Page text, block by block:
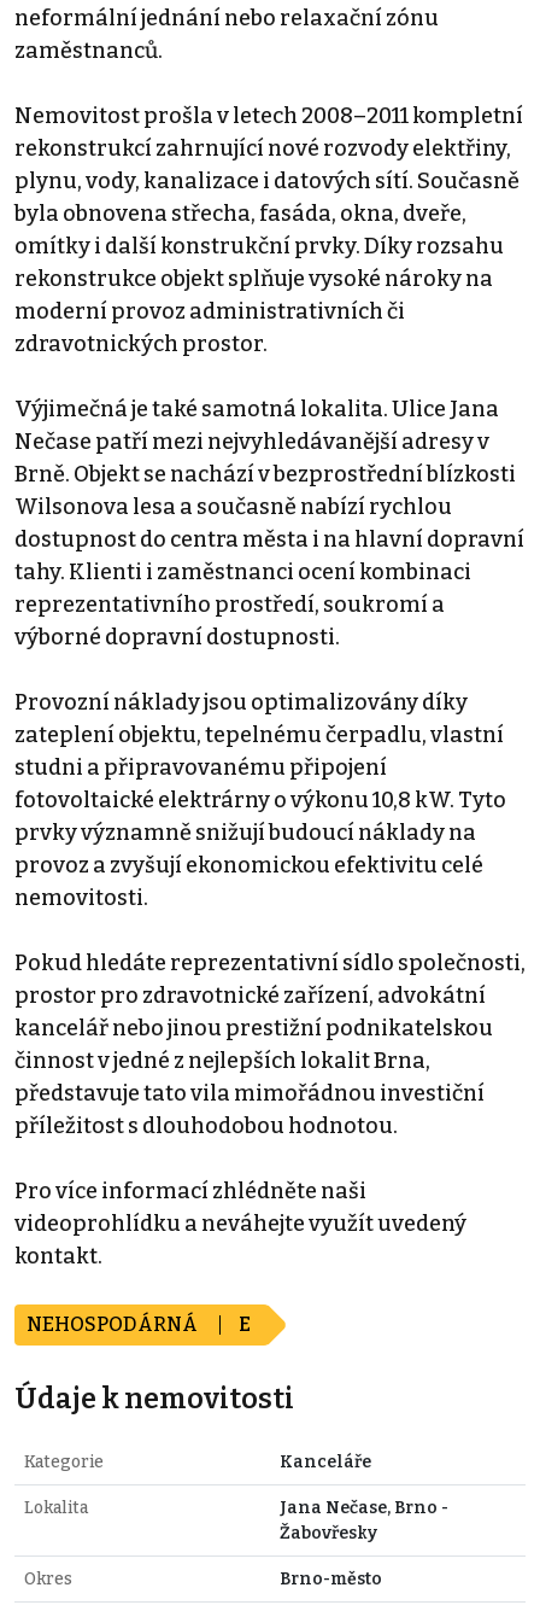
neformální jednání nebo relaxační zónu
zaměstnanců.
Nemovitost prošla v letech 2008–2011 kompletní
rekonstrukcí zahrnující nové rozvody elektřiny,
plynu, vody, kanalizace i datových sítí. Současně
byla obnovena střecha, fasáda, okna, dveře,
omítky i další konstrukční prvky. Díky rozsahu
rekonstrukce objekt splňuje vysoké nároky na
moderní provoz administrativních či
zdravotnických prostor.
Výjimečná je také samotná lokalita. Ulice Jana
Nečase patří mezi nejvyhledávanější adresy v
Brně. Objekt se nachází v bezprostřední blízkosti
Wilsonova lesa a současně nabízí rychlou
dostupnost do centra města i na hlavní dopravní
tahy. Klienti i zaměstnanci ocení kombinaci
reprezentativního prostředí, soukromí a
výborné dopravní dostupnosti.
Provozní náklady jsou optimalizovány díky
zateplení objektu, tepelnému čerpadlu, vlastní
studni a připravovanému připojení
fotovoltaické elektrárny o výkonu 10,8 kW. Tyto
prvky významně snižují budoucí náklady na
provoz a zvyšují ekonomickou efektivitu celé
nemovitosti.
Pokud hledáte reprezentativní sídlo společnosti,
prostor pro zdravotnické zařízení, advokátní
kancelář nebo jinou prestižní podnikatelskou
činnost v jedné z nejlepších lokalit Brna,
představuje tato vila mimořádnou investiční
příležitost s dlouhodobou hodnotou.
Pro více informací zhlédněte naši
videoprohlídku a neváhejte využít uvedený
kontakt.
NEHOSPODÁRNÁ E
Údaje k nemovitosti
Kategorie Kanceláře
Lokalita
Jana Nečase, Brno -
Žabovřesky
Okres Brno-město